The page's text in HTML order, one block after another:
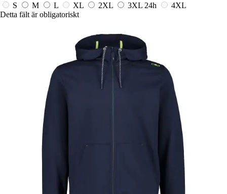
S M L XL 2XL 3XL 24h
4XL
Detta fält är obligatoriskt